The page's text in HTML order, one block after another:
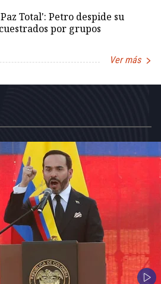
Total': Petro despide su
por grupos
Ver más